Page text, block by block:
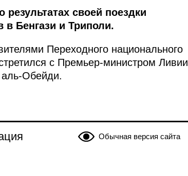
своей поездки
в Бенгази и Триполи.
Переходного национального
с Премьер-министром Ливии
Обейди.
Обычная версия сайта